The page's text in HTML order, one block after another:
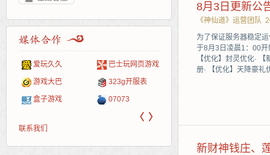
爱玩久久 巴士玩网页游戏
游戏大巴 323g开服表
盒子游戏 07073
页游网
多玩
游一游
开服网
〈 〉
联系我们
8月3日更新公
《神仙道》运营团队
为了保证服务器稳定
于8月3日凌晨1：00开
【优化】封灵优化·
册· 【优化】天降豪
新财神钱庄、